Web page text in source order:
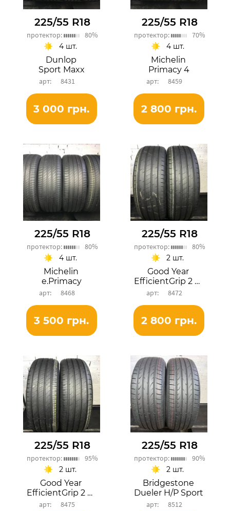
225/55 R18
протектор: 80%
Dunlop
Sport Maxx
8431
4 шт.
3 000 грн.
225/55 R18
протектор: 70%
Michelin
Primacy 4
8459
4 шт.
2 800 грн.
225/55 R18
протектор: 80%
Michelin
e.Primacy
8468
4 шт.
3 500 грн.
225/55 R18
протектор: 80%
Good Year
EfficientGrip 2 SUV
8472
2 шт.
2 800 грн.
225/55 R18
протектор: 95%
Good Year
EfficientGrip 2 SUV
8475
2 шт.
225/55 R18
протектор: 90%
Bridgestone
Dueler H/P Sport
8512
2 шт.